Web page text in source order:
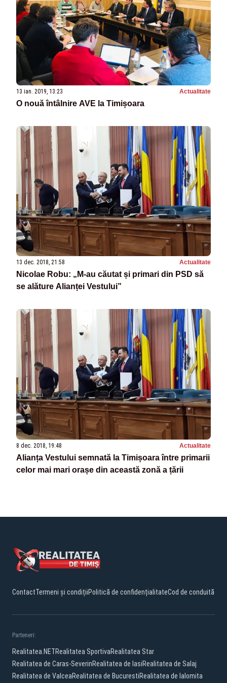
13 ian. 2019, 13:23 Actualitate
O nouă întâlnire AVE la Timișoara
13 dec. 2018, 21:58 Actualitate
Nicolae Robu: „M-au căutat și primari din PSD să
se alăture Alianței Vestului”
8 dec. 2018, 19:48 Actualitate
Alianța Vestului semnată la Timișoara între primarii
celor mai mari orașe din această zonă a țării
ContactTermeni și condițiiPolitică de confidențialitateCod de conduită
Parteneri:
Realitatea.NETRealitatea SportivaRealitatea Star
Realitatea de Caras-SeverinRealitatea de IasiRealitatea de Salaj
Realitatea de ValceaRealitatea de BucurestiRealitatea de Ialomita